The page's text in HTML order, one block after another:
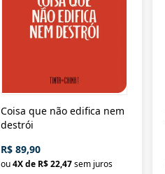
Coisa que não edifica nem
destrói
R$ 89,90
ou4X de R$ 22,47sem juros